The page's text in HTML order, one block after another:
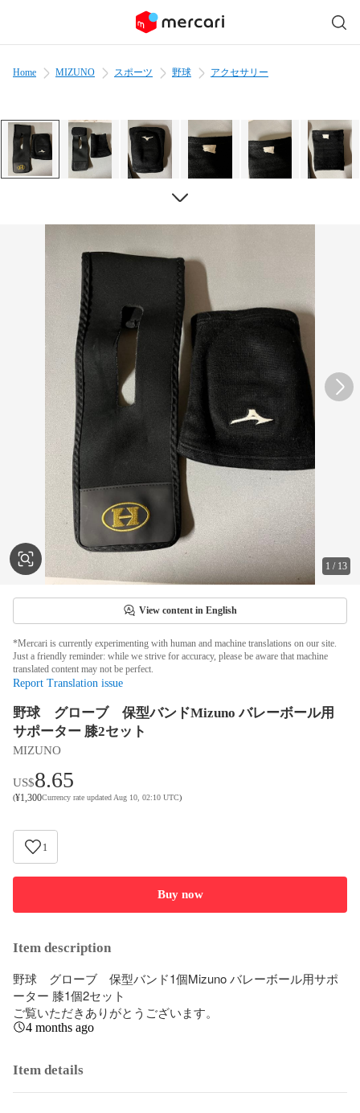
Home MIZUNO スポーツ 野球 アクセサリー
1 / 13
View content in English
*Mercari is currently experimenting with human and machine translations on our site.
Just a friendly reminder: while we strive for accuracy, please be aware that machine
translated content may not be perfect.
Report Translation issue
野球 グローブ 保型バンドMizuno バレーボール用
サポーター 膝2セット
MIZUNO
US$8.65
(¥1,300Currency rate updated Aug 10, 02:10 UTC)
1
Buy now
Item description
野球　グローブ　保型バンド1個Mizuno バレーボール用サポ
ーター 膝1個2セット
ご覧いただきありがとうございます。
4 months ago
Item details